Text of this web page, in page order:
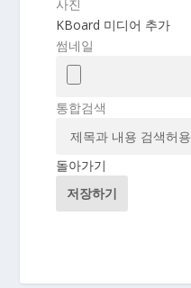
사진
KBoard 미디어 추가
썸네일
통합검색
돌아가기
저장하기